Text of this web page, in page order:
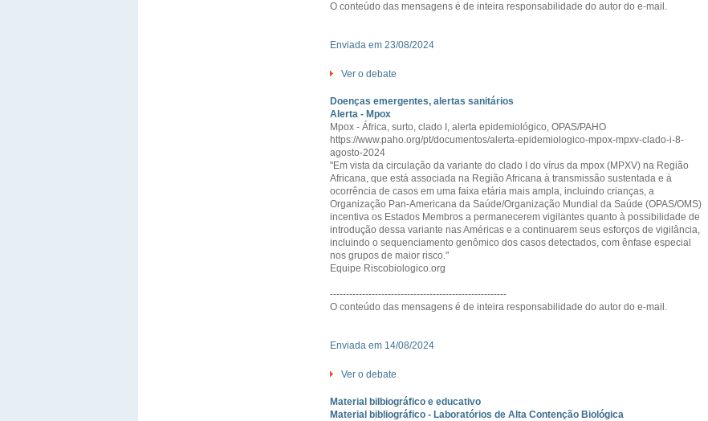
O conteúdo das mensagens é de inteira responsabilidade do autor do e-mail.
Enviada em 23/08/2024
Ver o debate
Doenças emergentes, alertas sanitários
Alerta - Mpox
Mpox - África, surto, clado I, alerta epidemiológico, OPAS/PAHO
https://www.paho.org/pt/documentos/alerta-epidemiologico-mpox-mpxv-clado-i-8-
agosto-2024
"Em vista da circulação da variante do clado I do vírus da mpox (MPXV) na Região
Africana, que está associada na Região Africana à transmissão sustentada e à
ocorrência de casos em uma faixa etária mais ampla, incluindo crianças, a
Organização Pan-Americana da Saúde/Organização Mundial da Saúde (OPAS/OMS)
incentiva os Estados Membros a permanecerem vigilantes quanto à possibilidade de
introdução dessa variante nas Américas e a continuarem seus esforços de vigilância,
incluindo o sequenciamento genômico dos casos detectados, com ênfase especial
nos grupos de maior risco."
Equipe Riscobiologico.org
-------------------------------------------------------
O conteúdo das mensagens é de inteira responsabilidade do autor do e-mail.
Enviada em 14/08/2024
Ver o debate
Material bilbiográfico e educativo
Material bibliográfico - Laboratórios de Alta Contenção Biológica